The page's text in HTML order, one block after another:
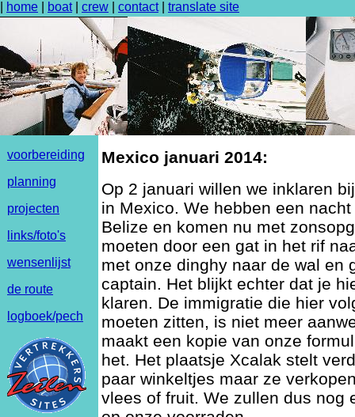
home boat| crew contact| translate site
voorbereiding
planning
projecten
links/foto's
wensenlijst
de route
logboek/pech
Mexico januari 2014:
Op 2 januari willen we inklaren
in Mexico. We hebben een
Belize en komen nu met
moeten door een gat in het rif
met onze dinghy naar de wal en
captain. Het blijkt echter dat je
klaren. De immigratie die hier
moeten zitten, is niet meer
maakt een kopie van onze
het. Het plaatsje Xcalak stelt
paar winkeltjes maar ze
vlees of fruit. We zullen dus nog